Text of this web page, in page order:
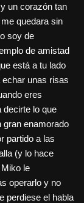
un corazón tan
quedara sin
soy de
de amistad
está a tu lado
unas risas
eres
decirte lo que
gran enamorado
partido a las
(y lo hace
le
operarlo y no
perdiese el habla